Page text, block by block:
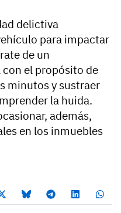
delictiva
para impactar
de un
el propósito de
minutos y sustraer
la huida.
además,
en los inmuebles